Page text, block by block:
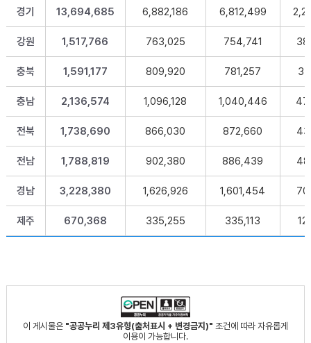
경기 13,694,685 6,882,186 6,812,499
강원 1,517,766 763,025 754,741
충북 1,591,177 809,920 781,257
충남 2,136,574 1,096,128 1,040,446
전북 1,738,690 866,030 872,660
전남 1,788,819 902,380 886,439
경남 3,228,380 1,626,926 1,601,454
제주 670,368 335,255 335,113
이 게시물은 "공공누리 제3유형(출처표시 + 변경금지)" 조건에 따라 자유롭게
이용이 가능합니다.